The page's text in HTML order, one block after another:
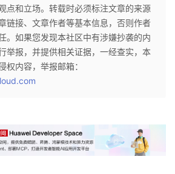
点和立场。转载时必须标注文章的来源
链接、文章作者等基本信息，否则作者
。如果您发现本社区中有涉嫌抄袭的内
举报，并提供相关证据，一经查实，本
权内容，举报邮箱：